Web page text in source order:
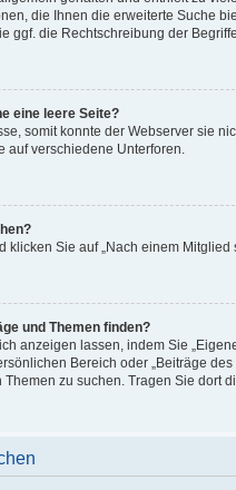
die Ihnen die erweiterte Suche
ggf. die Rechtschreibung der
eine leere Seite?
somit konnte der Webserver sie
auf verschiedene Unterforen.
klicken Sie auf „Nach einem Mitglied
und Themen finden?
anzeigen lassen, indem Sie
Bereich oder „Beiträge
zu suchen. Tragen Sie dort